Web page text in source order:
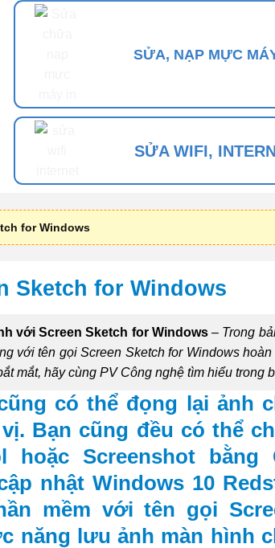
SỬA, NẠP MỰC
SỬA WIFI,
for Windows
Sketch for Windows
với Screen Sketch for Windows– Trong
với tên gọi Screen Sketch for Windows
mắt, hãy cùng PV Công nghệ tìm hiểu trong
có thể đọng lại ảnh
Bạn cũng đều có thể
hoặc Screenshot bằng
nhật Windows 10
mềm với tên gọi
năng lưu ảnh màn hình